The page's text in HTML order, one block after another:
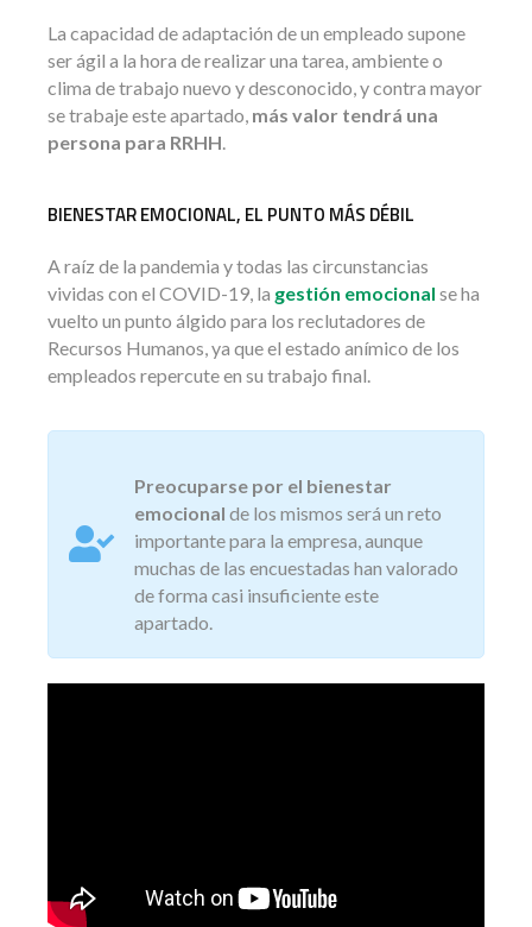
La capacidad de adaptación de un empleado supone
ser ágil a la hora de realizar una tarea, ambiente o
clima de trabajo nuevo y desconocido, y contra mayor
se trabaje este apartado, más valor tendrá una
persona para RRHH
BIENESTAR EMOCIONAL, EL PUNTO MÁS DÉBIL
A raíz de la pandemia y todas las circunstancias
vividas con el COVID-19, la gestión emocional se ha
vuelto un punto álgido para los reclutadores de
Recursos Humanos, ya que el estado anímico de los
empleados repercute en su trabajo final.
Preocuparse por el bienestar
emocional de los mismos será un reto
importante para la empresa, aunque
muchas de las encuestadas han valorado
de forma casi insuficiente este
apartado.